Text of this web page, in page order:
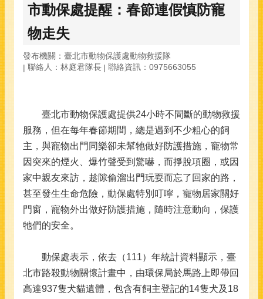
市動保處提醒：春節連假慎防寵
物走失
發布機關：臺北市動物保護處動物救援隊
聯絡人：林庭君隊長
聯絡資訊：0975663055
臺北市動物保護處提供24小時不間斷的動物救援
服務，但在每年春節期間，總是遇到不少粗心的飼
主，與寵物出門同樂卻未幫牠做好防護措施，寵物常
因突來的煙火、爆竹聲受到驚嚇，而掙脫項圈，或因
家中親友來訪，趁隙偷溜出門玩耍而忘了回家的路，
甚至發生生命危險，動保處特別叮嚀，寵物居家關好
門窗，寵物外出做好防護措施，隨時注意動向，保護
牠們的安全。
動保處表示，依去（111）年統計資料顯示，臺
北市路殺動物關懷計畫中，由環保局於馬路上即帶回
高達937隻犬貓遺體，包含有飼主登記的14隻犬及18